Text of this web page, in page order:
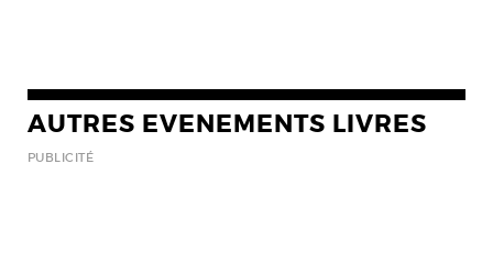
AUTRES EVENEMENTS LIVRES
PUBLICITÉ